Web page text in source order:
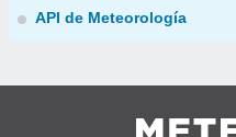
API de Meteorología